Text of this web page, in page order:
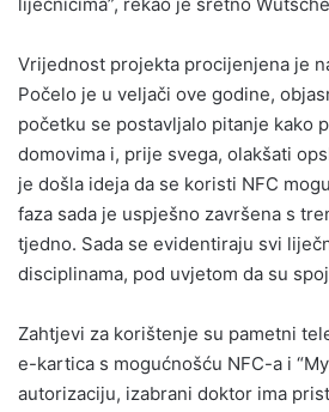
Vrijednost projekta procijenjena je
Počelo je u veljači ove godine,
početku se postavljalo pitanje kako
domovima i, prije svega, olakšati
je došla ideja da se koristi NFC
faza sada je uspješno završena s
tjedno. Sada se evidentiraju svi
disciplinama, pod uvjetom da su
Zahtjevi za korištenje su pametni
e-kartica s mogućnošću NFC-a i
autorizaciju, izabrani doktor ima